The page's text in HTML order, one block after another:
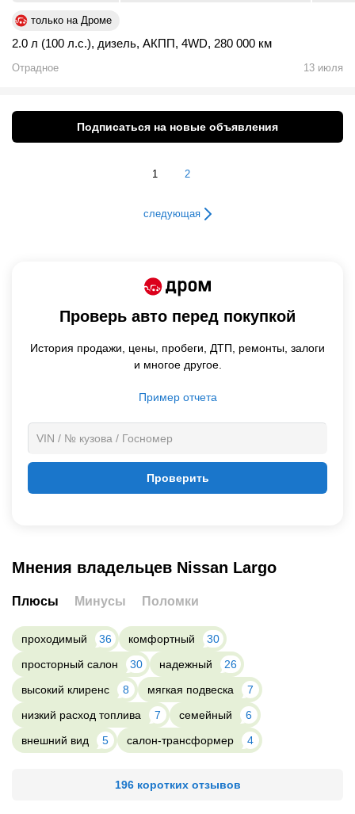
только на Дроме
2.0 л (100 л.с.), дизель, АКПП, 4WD, 280 000 км
Отрадное 13 июля
Подписаться на новые объявления
1 2
следующая
Проверь авто перед покупкой
История продажи, цены, пробеги, ДТП, ремонты, залоги
и многое другое.
Проверить
Пример отчета
Мнения владельцев Nissan Largo
Плюсы Минусы Поломки
проходимый 36 комфортный
30
просторный салон
30 надежный
26
высокий клиренс
8 мягкая подвеска
7
низкий расход топлива
7 семейный
6
внешний вид
5 салон-трансформер 4
196 коротких отзывов